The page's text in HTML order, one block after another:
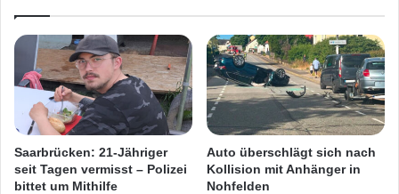
t
e
n
n
S
e
u
Saarbrücken: 21-Jähriger
seit Tagen vermisst – Polizei
bittet um Mithilfe
Auto überschlägt sich nach
Kollision mit Anhänger in
Nohfelden